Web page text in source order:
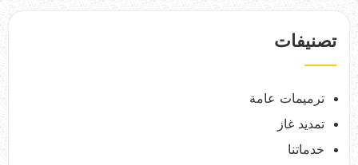
تصنيفات
ترميمات عامة
تمديد غاز
خدماتنا